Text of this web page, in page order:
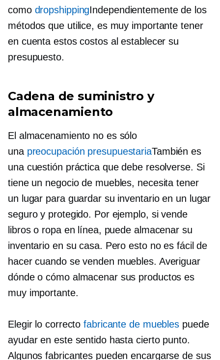
como dropshippingIndependientemente de los
métodos que utilice, es muy importante tener
en cuenta estos costos al establecer su
presupuesto.
Cadena de suministro y
almacenamiento
El almacenamiento no es sólo
una preocupación presupuestariaTambién es
una cuestión práctica que debe resolverse. Si
tiene un negocio de muebles, necesita tener
un lugar para guardar su inventario en un lugar
seguro y protegido. Por ejemplo, si vende
libros o ropa en línea, puede almacenar su
inventario en su casa. Pero esto no es fácil de
hacer cuando se venden muebles. Averiguar
dónde o cómo almacenar sus productos es
muy importante.
Elegir lo correctofabricante de muebles puede
ayudar en este sentido hasta cierto punto.
Algunos fabricantes pueden encargarse de sus